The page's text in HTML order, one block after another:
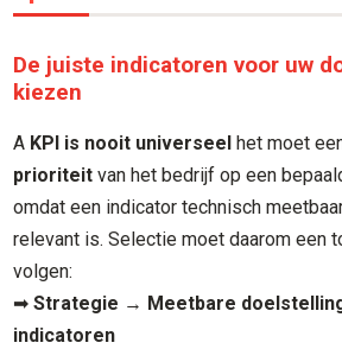
De juiste indicatoren voor uw
kiezen
A KPI is nooit universeel het moet
prioriteit van het bedrijf op een
omdat een indicator technisch
relevant is. Selectie moet daarom een
volgen:
➡Strategie → Meetbare
indicatoren